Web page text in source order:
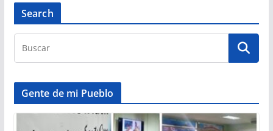
Search
Gente de mi Pueblo